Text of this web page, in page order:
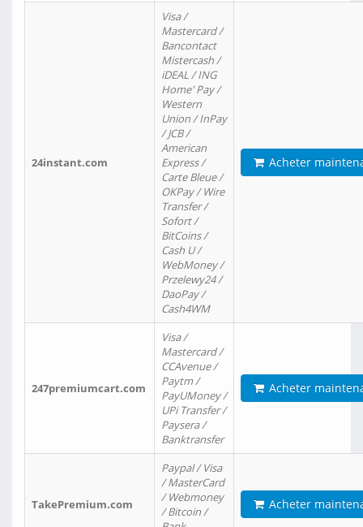
24instant.com
Visa /
Mastercard /
Bancontact
Mistercash /
iDEAL / ING
Home' Pay /
Western
Union / InPay
/ JCB /
American
Express /
Carte Bleue /
OKPay / Wire
Transfer /
Sofort /
BitCoins /
Cash U /
WebMoney /
Przelewy24 /
DaoPay /
Cash4WM
Acheter
247premiumcart.com
Visa /
Mastercard /
CCAvenue /
Paytm /
PayUMoney /
UPi Transfer /
Paysera /
Banktransfer
Acheter
TakePremium.com
Paypal / Visa
/ MasterCard
/ Webmoney
/ Bitcoin /
Acheter